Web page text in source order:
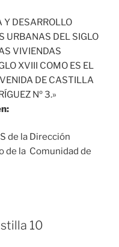
Y DESARROLLO
URBANAS DEL SIGLO
VIVIENDAS
XVIII COMO ES EL
DE CASTILLA
Nº 3.»
de la Dirección
de la Comunidad de
10